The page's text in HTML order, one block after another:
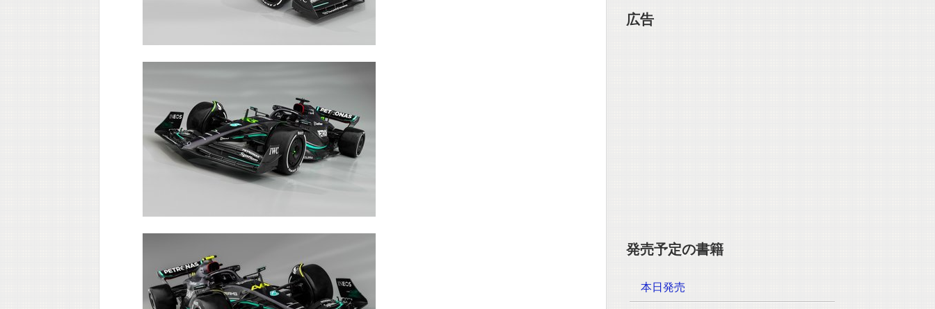
広告
発売予定の書籍
本日発売